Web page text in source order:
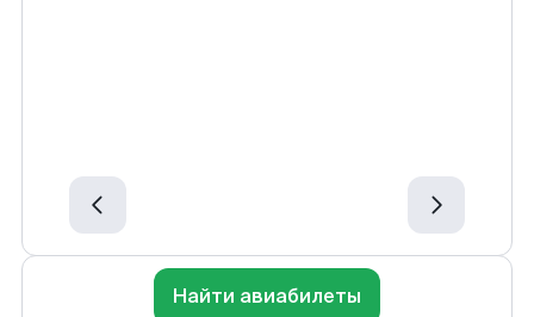
Найти авиабилеты